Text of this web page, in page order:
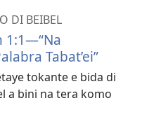
DI BEIBEL
1:1​—“Na
Tabat’ei”
tokante e bida di
a bini na tera komo